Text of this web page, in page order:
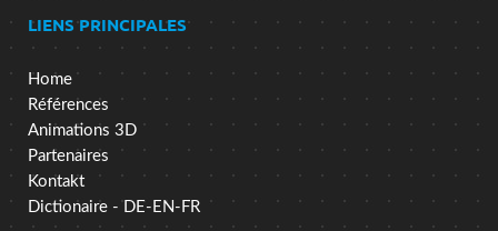
LIENS PRINCIPALES
Home
Références
Animations 3D
Partenaires
Kontakt
Dictionaire - DE-EN-FR